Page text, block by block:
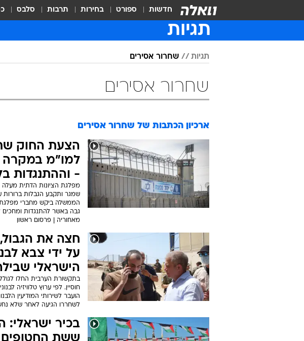
חדשות ספורט בחירות תרבות סלבס
תגיות
תגיות שחרור אסירים
שחרור אסירים
ארכיון הכתבות של שחרור אסירים
הצעת החוק
למו"מ במקרה
- וההתנגדות
מפלגת הציונות הדתית
שמגר ותקבע הגבלות ברורות
הממשלה ביקש מחברי
גבה באשר להתנגדות ומחכים
מאחוריה | פרסום ראשון
חצה את
על ידי צבא
הישראלי
בתקשורת הערבית החלו
חוסיין. לפי ערוץ טלוויזיה
הועבר לשירותי המודיעין
לשחררו הגיעה לאחר שלא
בכיר ישראלי:
ששת החטופים